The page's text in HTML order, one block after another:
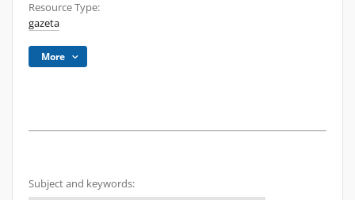
Resource Type:
gazeta
More
Subject and keywords: